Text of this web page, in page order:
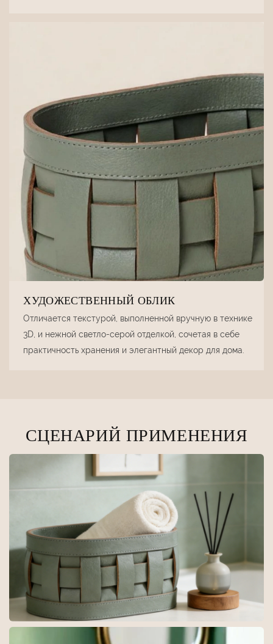
ХУДОЖЕСТВЕННЫЙ ОБЛИК
Отличается текстурой, выполненной вручную в технике
3D, и нежной светло-серой отделкой, сочетая в себе
практичность хранения и элегантный декор для дома.
СЦЕНАРИЙ ПРИМЕНЕНИЯ